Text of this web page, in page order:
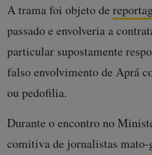
A trama foi objeto de
passado e envolveria a
particular supostamente
falso envolvimento de Aprá
ou pedofilia.
Durante o encontro no
comitiva de jornalistas mato-